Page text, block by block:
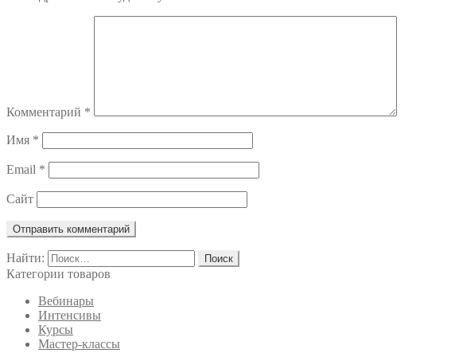
Комментарий *
Имя *
Email *
Сайт
Найти:
Категории товаров
Вебинары
Интенсивы
Курсы
Мастер-классы